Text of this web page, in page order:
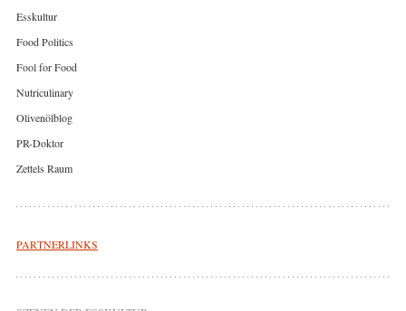
Esskultur
Food Politics
Fool for Food
Nutriculinary
Olivenölblog
PR-Doktor
Zettels Raum
PARTNERLINKS